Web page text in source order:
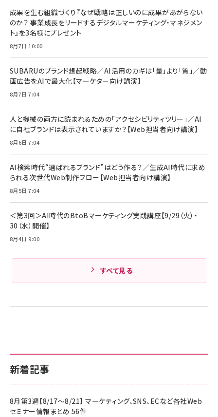
￥1,100
anan(アンアン)2026/07/08号 No.2502[2026
￥880
ママ投資家が育休中に１億貯めた株式投資
組織の成果を最大化する ルールのデザイン
￥1,980
Amazonランキングをもっと見る
すい ガイド枠付き いPhone17 (6.3インチ) 対応
2枚セット DSP25F1698
￥1,599
￥6,980
全ワイヤレスイヤホン/アクティブノイズキャンセリ
技術基準適合】ブラック
￥5,990
ケーブル Anker絡まないケーブル 240W 結束バン
ド付き USB PD対応 シリコン素材採用 iPhone
17 / 16 / 15 / Galaxy iPad Pro MacBook
Pro/Air 各種対応 (1.8m ミッドナイトブラック)
￥1,890
￥5,000
Anker PowerLine III Flow USB-C & USB-C
Pro/Air 各種対応 (1.8m ミッドナイトブラック)
￥1,890
サッポロ 生ビール 黒ラベル 350ml 缶 24本 ビー
ル ケース買い【6/30応募〆切! 黒ラベルビヤセラー
￥4,857
新着記事
8月第3週【8/17～8/21】 マーケティング、SNS、ECなど各社Web
セミナー情報まとめ 56件
成果を生む組織づくり『なぜ戦略は正しいのに成果があがらない
のか？ 事業成長をリードするデジタルマーケティング・マネジメン
ト』を3名様にプレゼント
8月7日 10:00
SUBARUのブランド想起戦略／AI活用のカギは「量」より「質」／動
画広告をAIで最大化【マーケター向け講演】
8月7日 7:04
人と機械の両方に読まれるための「アクセシビリティツリー」／AI
に自社ブランドは表示されていますか？【Web担当者向け講演】
8月6日 7:04
AI検索時代“選ばれるブランド”はどう作る？／生成AI時代に求め
られる次世代Web制作フロー【Web担当者向け講演】
8月5日 7:04
＜第3回＞AI時代のBtoBマーケティング実践講座【9/29（火）・
30（水）開催】
8月4日 9:00
すべて見る